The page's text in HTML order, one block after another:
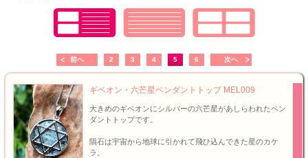
前へ 2 3 4 5 6 次へ
ギベオン・六芒星ペンダントトップ MEL009
大きめのギベオンにシルバーの六芒星があしらわれたペン
ダントトップです。
隕石は宇宙から地球に引かれて飛ひ込んできた星のカケ
ラ。